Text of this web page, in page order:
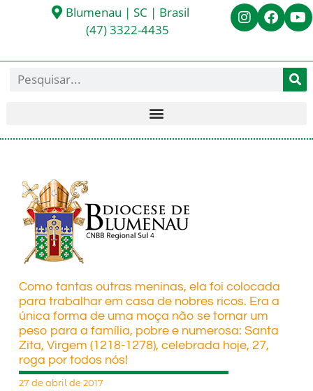
Blumenau | SC | Brasil
(47) 3322-4435
Como tantas outras meninas, ela foi colocada
para trabalhar em casa de nobres ricos. Era a
única forma de uma moça não se tornar um
peso para a família, pobre e numerosa: Santa
Zita, Virgem (1218-1278), celebrada hoje, 27,
roga por todos nós!
27 de abril de 2017